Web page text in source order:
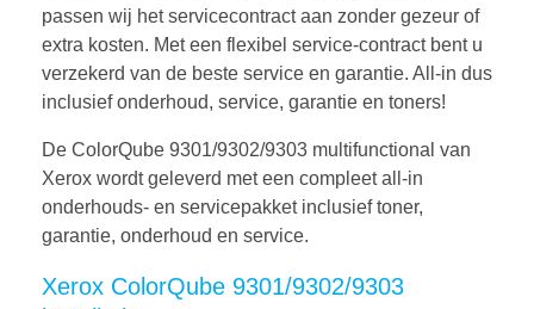
passen wij het servicecontract aan zonder gezeur of
extra kosten. Met een flexibel service-contract bent u
verzekerd van de beste service en garantie. All-in dus
inclusief onderhoud, service, garantie en toners!
De ColorQube 9301/9302/9303 multifunctional van
Xerox wordt geleverd met een compleet all-in
onderhouds- en servicepakket inclusief toner,
garantie, onderhoud en service.
Xerox ColorQube 9301/9302/9303